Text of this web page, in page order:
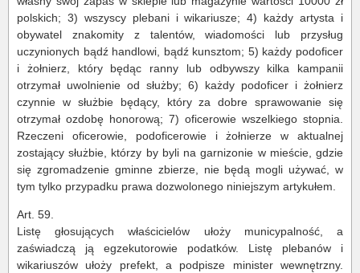
polskich; 3) wszyscy plebani i wikariusze; 4) każdy artysta i
obywatel znakomity z talentów, wiadomości lub przysług
uczynionych bądź handlowi, bądź kunsztom; 5) każdy podoficer
i żołnierz, który będąc ranny lub odbywszy kilka kampanii
otrzymał uwolnienie od służby; 6) każdy podoficer i żołnierz
czynnie w służbie będący, który za dobre sprawowanie się
otrzymał ozdobę honorową; 7) oficerowie wszelkiego stopnia.
Rzeczeni oficerowie, podoficerowie i żołnierze w aktualnej
zostający służbie, którzy by byli na garnizonie w mieście, gdzie
się zgromadzenie gminne zbierze, nie będą mogli używać, w
tym tylko przypadku prawa dozwolonego niniejszym artykułem.
Art. 59.
Listę głosujących właścicielów ułoży municypalność, a
zaświadczą ją egzekutorowie podatków. Listę plebanów i
wikariuszów ułoży prefekt, a podpisze minister wewnętrzny.